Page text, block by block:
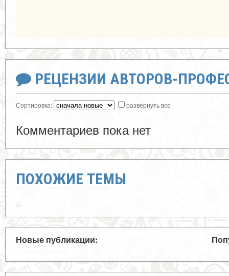
РЕЦЕНЗИИ АВТОРОВ-
Сортировка: развернуть все
Комментариев пока нет
ПОХОЖИЕ ТЕМЫ
Новые публикации: